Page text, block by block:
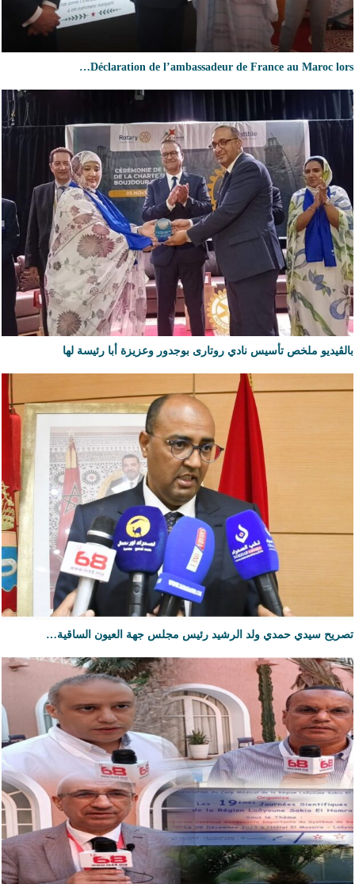
Déclaration de l’ambassadeur de France au Maroc lors…
بالڨيديو ملخص تأسيس نادي روتارى بوجدور وعزيزة أبا رئيسة لها
تصريح سيدي حمدي ولد الرشيد رئيس مجلس جهة العيون الساقية…